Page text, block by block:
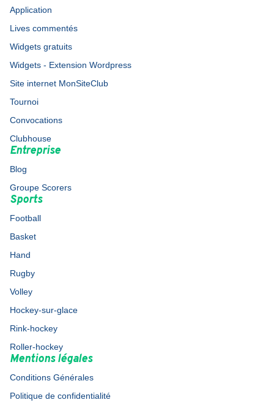
Application
Lives commentés
Widgets gratuits
Widgets - Extension Wordpress
Site internet MonSiteClub
Tournoi
Convocations
Clubhouse
Entreprise
Blog
Groupe Scorers
Sports
Football
Basket
Hand
Rugby
Volley
Hockey-sur-glace
Rink-hockey
Roller-hockey
Mentions légales
Conditions Générales
Politique de confidentialité